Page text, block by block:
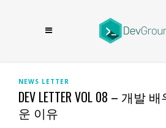
NEWS LETTER
DEV LETTER VOL 08 – 개발
운 이유